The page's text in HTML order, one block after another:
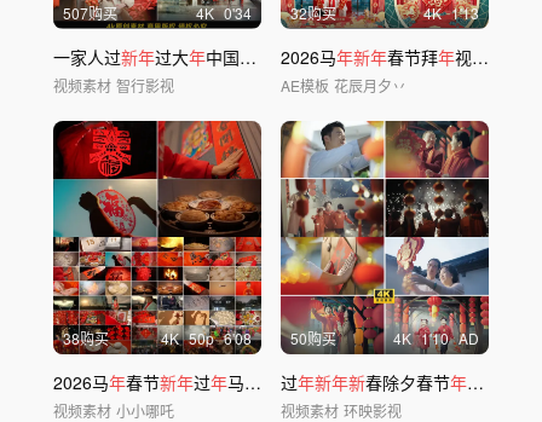
507购买 4K 0'34
一家人过新年过大年中国春节气氛
视频素材 智行影视
32购买 4K 1'13
2026马年新年春节拜年视频片头
AE模板 花辰月夕丷
38购买 4K 50p 6'08
2026马年春节新年过年马年 年春节喜庆
视频素材 小小哪吒
50购买 4K 1'10 AD
过年新年新春除夕春节年味团圆团
视频素材 环映影视